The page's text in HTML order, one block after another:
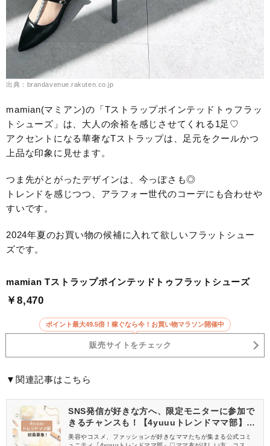
出典：brandavenue.rakuten.co.jp
mamian(マミアン)の「Tストラップポインテッドトゥフラッ
トシューズ」は、大人の余裕を感じさせてくれる1足♡
アクセントになる華奢なTストラップは、足元をクールかつ
上品な印象に見せます。
つま先がとがったデザインは、今っぽさも◎
トレンドを感じつつ、アラフォー世代のコーデにも合わせや
すいです。
2024年夏のお買い物の候補に入れて欲しいフラットシュー
ズです。
mamian Tストラップポインテッドトゥフラットシューズ
￥8,470
ポイント最大49.5倍！稼ぐなら今！お買い物マラソン開催中
販売サイトをチェック
▼関連記事はこちら
SNS発信が好きな方へ、限定モニターに参加で
きるチャンスも！【4yuuuトレンドママ部】部
員募集中
美容やコスメ、ファッションが好きなママたちが集まる公式コミ